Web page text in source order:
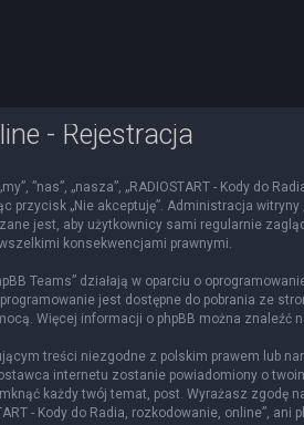
- Rejestracja
”nas”, „nasza”, „RADIOSTART - Kody do
„Nie akceptuję”. Administracja witryny
jest, aby użytkownicy sami regularnie
konsekwencjami prawnymi.
Teams” działają w oparciu o
jest dostępne do pobrania ze
Więcej informacji o phpBB można znaleźć
treści niezgodne z polskim prawem lub
internetu zostanie powiadomiony o
każdy twój temat, post. Wyrażasz
- Kody do Radia, rozkodowanie, online”,